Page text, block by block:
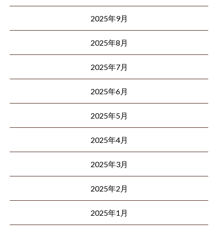
2025年9月
2025年8月
2025年7月
2025年6月
2025年5月
2025年4月
2025年3月
2025年2月
2025年1月